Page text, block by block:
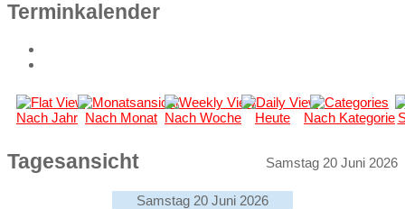
Terminkalender
Nach Jahr Nach Monat Nach Woche Heute Nach Kategorie
Tagesansicht Samstag 20 Juni 2026
Samstag 20 Juni 2026